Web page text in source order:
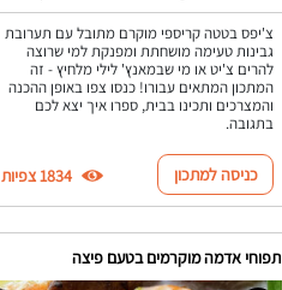
צ'יפס בטטה קריספי מוקרם מתובל עם תערובת
גבינות טעימה מושחתת ומפנקת למי שרוצה
להרים צ'יט או מי שבמאנץ' לילי מלחיץ - זה
המתכון המתאים עבורו! כנסו צפו באופן ההכנה
והמצרכים ותכינו בבית, ספרו איך יצא לכם
בתגובה.
כניסה למתכון 1834 צפיות
תפוחי אדמה מוקרמים בטעם פיצה